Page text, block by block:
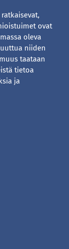
ovat
oleva
niiden
taataan
tietoa
ja